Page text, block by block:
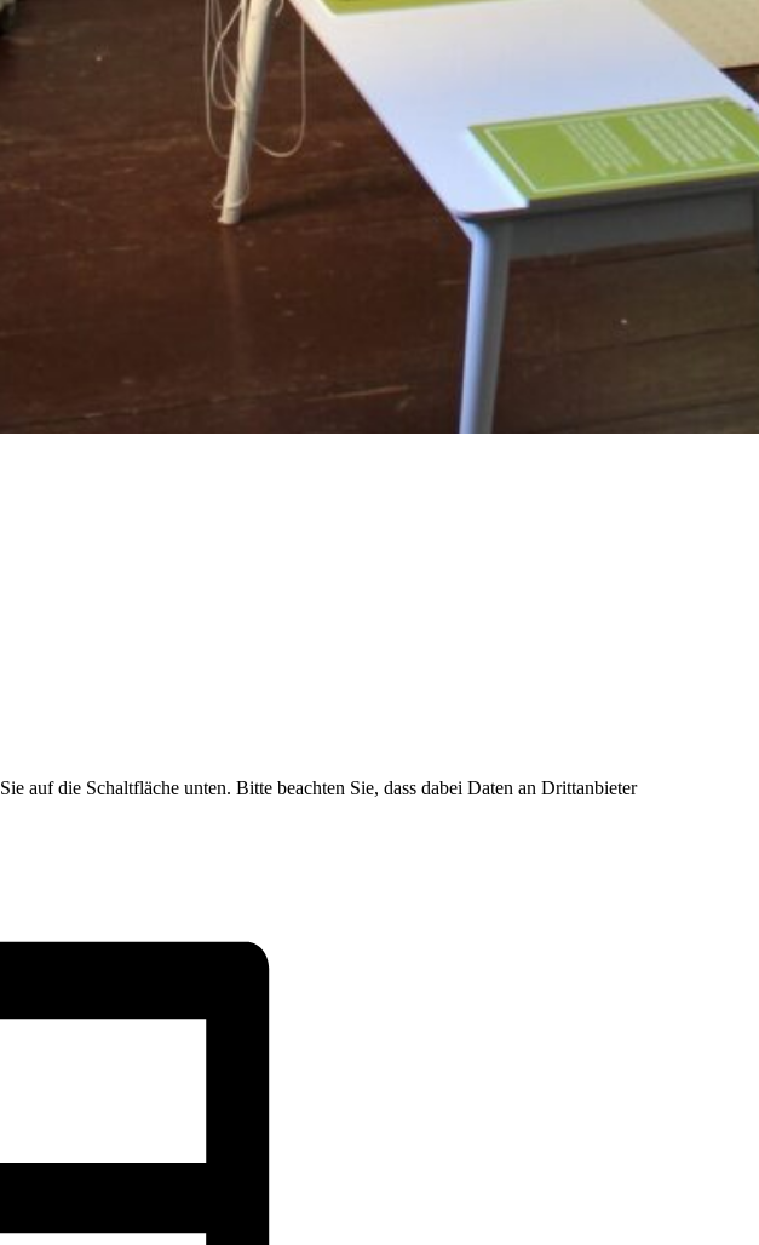
auf die Schaltfläche unten. Bitte beachten Sie, dass dabei Daten an Drittanbieter